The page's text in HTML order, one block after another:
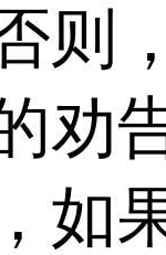
则
劝
如